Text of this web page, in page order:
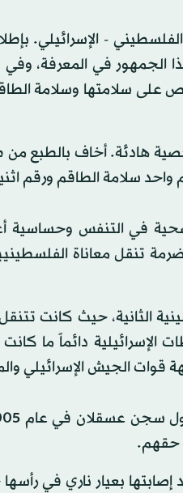
- الإسرائيلي.
الجمهور في المعرفة،
على سلامتها وسلامة
هادئة. أخاف بالطبع
سلامة الطاقم ورقم
في التنفس وحساسية
تنقل معاناة
الثانية، حيث كانت
دائماً ما
قوات الجيش الإسرائيلي
حقهم.
إصابتها بعيار ناري في